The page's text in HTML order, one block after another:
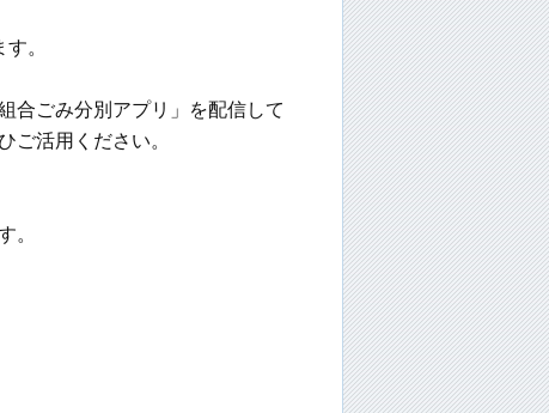
。
合ごみ分別アプリ」を配信して
ご活用ください。
。